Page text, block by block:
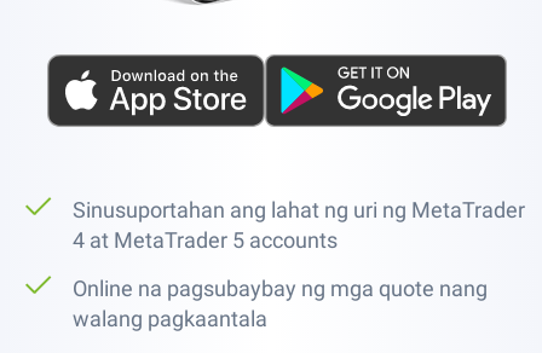
Sinusuportahan ang lahat ng uri ng MetaTrader
4 at MetaTrader 5 accounts
Online na pagsubaybay ng mga quote nang
walang pagkaantala